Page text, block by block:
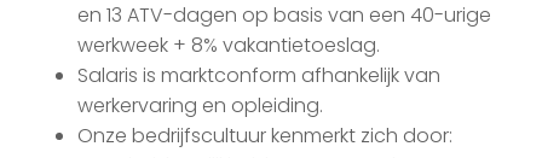
en 13 ATV-dagen op basis van een 40-urige
werkweek + 8% vakantietoeslag.
Salaris is marktconform afhankelijk van
werkervaring en opleiding.
Onze bedrijfscultuur kenmerkt zich door: